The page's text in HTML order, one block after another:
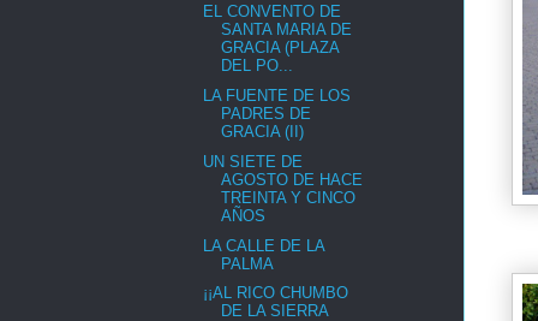
EL CONVENTO DE
SANTA MARIA DE
GRACIA (PLAZA
DEL PO...
LA FUENTE DE LOS
PADRES DE
GRACIA (II)
UN SIETE DE
AGOSTO DE HACE
TREINTA Y CINCO
AÑOS
LA CALLE DE LA
PALMA
¡¡AL RICO CHUMBO
DE LA SIERRA